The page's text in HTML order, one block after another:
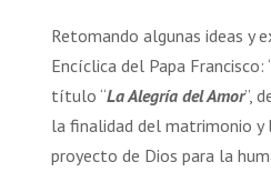
Retomando algunas ideas y
Encíclica del Papa Francisco:
título “La Alegría del Amor”,
la finalidad del matrimonio
proyecto de Dios para la